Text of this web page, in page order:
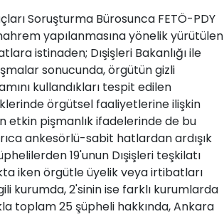
Soruşturma Bürosunca FETÖ-PDY
yapılanmasına yönelik yürütülen
istinaden; Dışişleri Bakanlığı ile
sonucunda, örgütün gizli
kullandıkları tespit edilen
örgütsel faaliyetlerine ilişkin
etkin pişmanlık ifadelerinde de bu
ankesörlü-sabit hatlardan ardışık
19'unun Dışişleri teşkilatı
iken örgütle üyelik veya irtibatları
kurumda, 2'sinin ise farklı kurumlarda
toplam 25 şüpheli hakkında, Ankara